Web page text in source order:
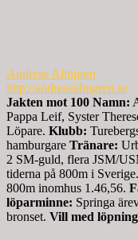
Andreas Almgren
http://andreasalmgren.se
Jakten mot 100 Namn:
Pappa Leif, Syster
Löpare. Klubb:
hamburgare Tränare:
2 SM-guld, flera JSM/
tiderna på 800m i Sverige.
800m inomhus 1.46,56.
löparminne: Springa
bronset. Vill med